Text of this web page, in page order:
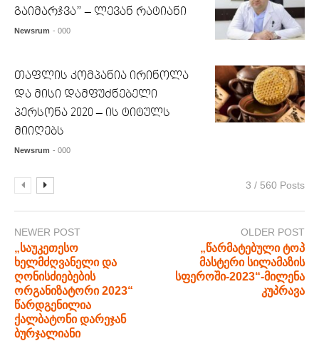
გაიმარჯვა” – ლევან რატიანი
Newsrum - 000
თაფლის კომპანია ირინოლა
და მისი დამფუძნებელი
პერსონა 2020 – ის ტიტულს
მიიღებს
Newsrum - 000
3 / 560 Posts
NEWER POST
„საუკეთესო
ხელმძღვანელი და
ღონისძიებების
ორგანიზატორი 2023“
წარდგენილია
ქალბატონი დარეჯან
ბურჯალიანი
OLDER POST
„წარმატებული ტოპ
მასტერი სილამაზის
სფეროში-2023“-მილენა
კუპრავა